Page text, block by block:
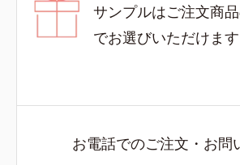
サンプルはご注文商
でお選びいただけます
お電話でのご注文・お問